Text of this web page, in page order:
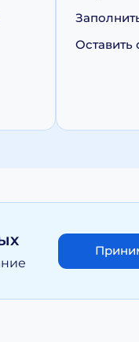
Оставить
только с
размещенные на